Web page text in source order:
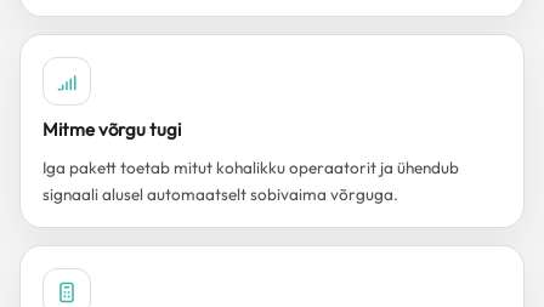
Mitme võrgu tugi
Iga pakett toetab mitut kohalikku operaatorit ja ühendub
signaali alusel automaatselt sobivaima võrguga.